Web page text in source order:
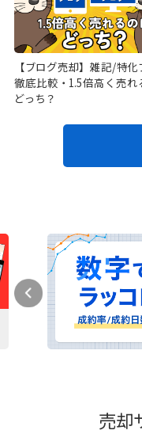
【ブログ売却】雑記/特化
徹底比較・1.5倍高く売れ
どっち？
売却